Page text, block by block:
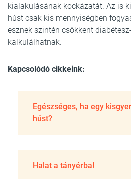
kialakulásának kockázatát. Az is
húst csak kis mennyiségben
esznek szintén csökkent
kalkulálhatnak.
Kapcsolódó cikkeink:
Egészséges, ha egy
húst?
Halat a tányérba!